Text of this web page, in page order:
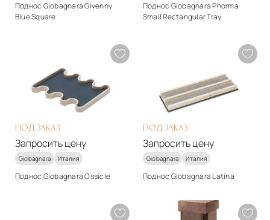
Поднос Giobagnara Givenny
Blue Square
Натуральная кожа
Подробнее
Запросить цену
Поднос Giobagnara Phorma
Small Rectangular Tray
Натуральная кожа
Подробнее
Запросить цену
ПОД ЗАКАЗ
Запросить цену
Giobagnara Италия
Поднос Giobagnara Ossicle
ПОД ЗАКАЗ
Запросить цену
Giobagnara Италия
Поднос Giobagnara Latina
арт-деко
Материалы